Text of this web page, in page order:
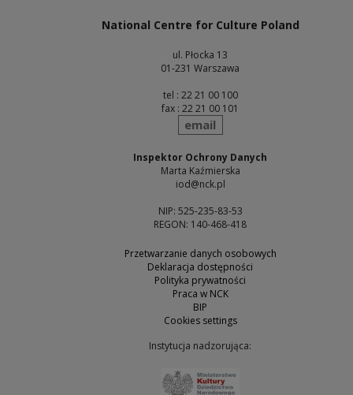
National Centre for Culture Poland
ul. Płocka 13
01-231 Warszawa
tel : 22 21 00 100
fax : 22 21 00 101
send
email
Inspektor Ochrony Danych
Marta Kaźmierska
iod@nck.pl
NIP: 525-235-83-53
REGON: 140-468-418
Przetwarzanie danych osobowych
Deklaracja dostępności
Polityka prywatności
Praca w NCK
BIP
Cookies settings
Instytucja nadzorująca: